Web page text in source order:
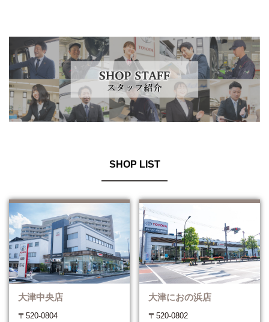
SHOP LIST
大津中央店
〒520-0804
大津におの浜店
〒520-0802